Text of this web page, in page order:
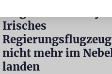
Irisches
nicht mehr im
landen